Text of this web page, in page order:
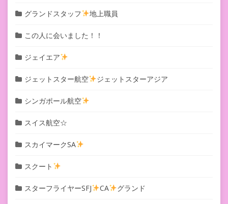
グランドスタッフ 地上職員
この人に会いました！！
ジェイエア
ジェットスター航空 ジェットスターアジア
シンガポール航空
スイス航空☆
スカイマークSA
スクート
スターフライヤーSFJ CA グランド